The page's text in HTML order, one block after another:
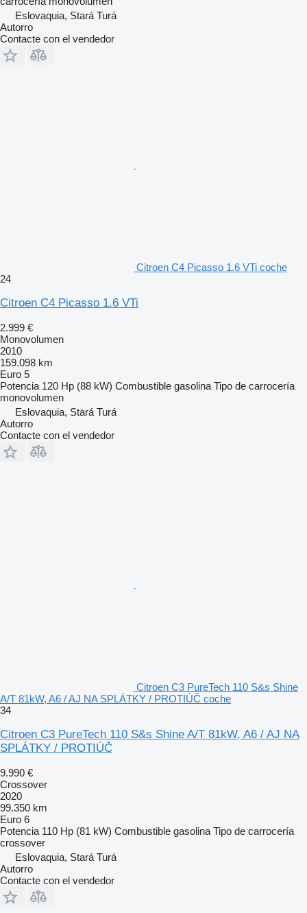
Eslovaquia, Stará Turá
Autorro
Contacte con el vendedor
Citroen C4 Picasso 1.6 VTi coche
24
Citroen C4 Picasso 1.6 VTi
2.999 €
Monovolumen
2010
159.098 km
Euro 5
Potencia 120 Hp (88 kW) Combustible gasolina Tipo de carrocería
monovolumen
Eslovaquia, Stará Turá
Autorro
Contacte con el vendedor
Citroen C3 PureTech 110 S&s Shine
A/T 81kW, A6 / AJ NA SPLÁTKY / PROTIÚČ coche
34
Citroen C3 PureTech 110 S&s Shine A/T 81kW, A6 / AJ NA
SPLÁTKY / PROTIÚČ
9.990 €
Crossover
2020
99.350 km
Euro 6
Potencia 110 Hp (81 kW) Combustible gasolina Tipo de carrocería
crossover
Eslovaquia, Stará Turá
Autorro
Contacte con el vendedor